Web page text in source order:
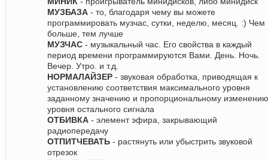
МУЗБАЗА - то, благодаря чему вы можете
программировать музчас, сутки, неделю, месяц. :) Чем
больше, тем лучше
МУЗЧАС - музыкальный час. Его свойства в каждый
период времени программируются Вами. День. Ночь.
Вечер. Утро. и т.д.
НОРМАЛАЙЗЕР - звуковая обработка, приводящая к
установлению соответствия максимального уровня
заданному значению и пропорциональному изменению
уровня остального сигнала
ОТБИВКА - элемент эфира, закрывающий
радиопередачу
ОТПИТЧЕВАТЬ - растянуть или убыстрить звуковой
отрезок